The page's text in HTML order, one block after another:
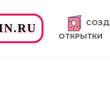
ОТКРЫТКИ